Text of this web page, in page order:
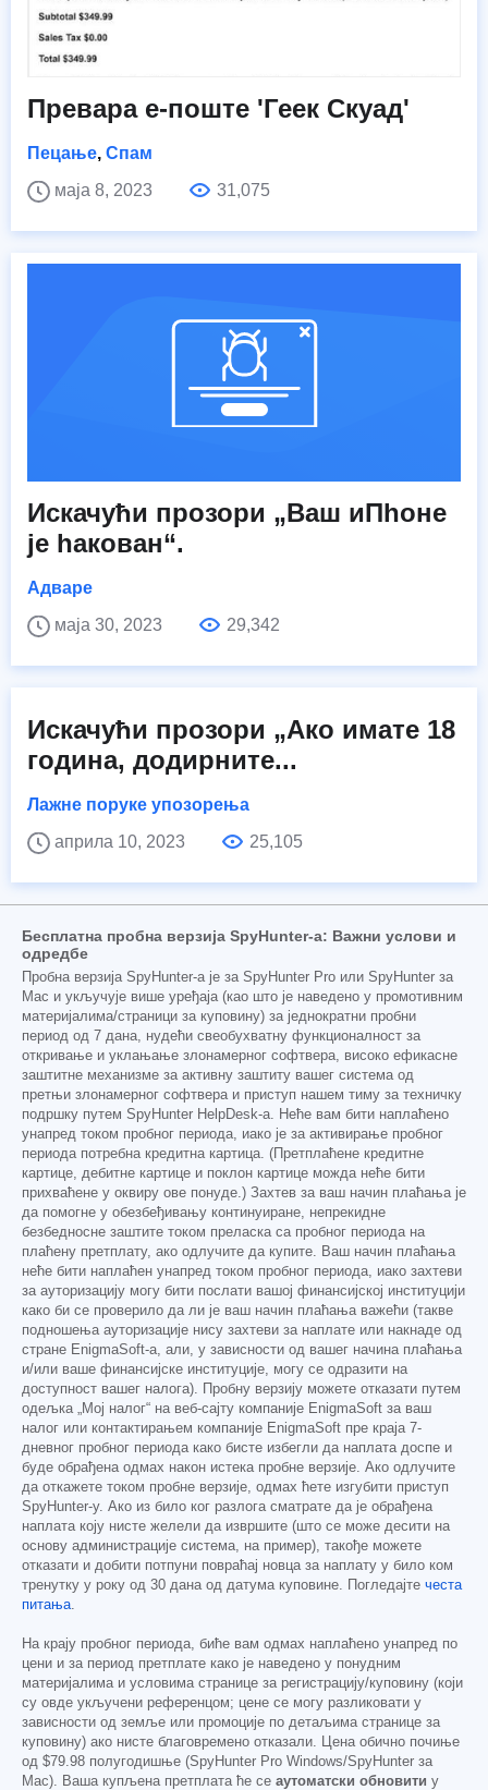
Превара е-поште 'Геек Скуад'
Пецање, Спам
маја 8, 2023
31,075
Искачући прозори „Ваш иПһоне
је һакован“.
Адваре
маја 30, 2023
29,342
Искачући прозори „Ако имате 18
година, додирните...
Лажне поруке упозорења
априла 10, 2023
25,105
Бесплатна пробна верзија SpyHunter-а: Важни услови и
одредбе
Пробна верзија SpyHunter-а је за SpyHunter Pro или SpyHunter за
Mac и укључује више уређаја (као што је наведено у промотивним
материјалима/страници за куповину) за једнократни пробни
период од 7 дана, нудећи свеобухватну функционалност за
откривање и уклањање злонамерног софтвера, високо ефикасне
заштитне механизме за активну заштиту вашег система од
претњи злонамерног софтвера и приступ нашем тиму за техничку
подршку путем SpyHunter HelpDesk-а. Неће вам бити наплаћено
унапред током пробног периода, иако је за активирање пробног
периода потребна кредитна картица. (Претплаћене кредитне
картице, дебитне картице и поклон картице можда неће бити
прихваћене у оквиру ове понуде.) Захтев за ваш начин плаћања је
да помогне у обезбеђивању континуиране, непрекидне
безбедносне заштите током преласка са пробног периода на
плаћену претплату, ако одлучите да купите. Ваш начин плаћања
неће бити наплаћен унапред током пробног периода, иако захтеви
за ауторизацију могу бити послати вашој финансијској институцији
како би се проверило да ли је ваш начин плаћања важећи (такве
подношења ауторизације нису захтеви за наплате или накнаде од
стране EnigmaSoft-а, али, у зависности од вашег начина плаћања
и/или ваше финансијске институције, могу се одразити на
доступност вашег налога). Пробну верзију можете отказати путем
одељка „Мој налог“ на веб-сајту компаније EnigmaSoft за ваш
налог или контактирањем компаније EnigmaSoft пре краја 7-
дневног пробног периода како бисте избегли да наплата доспе и
буде обрађена одмах након истека пробне верзије. Ако одлучите
да откажете током пробне верзије, одмах ћете изгубити приступ
SpyHunter-у. Ако из било ког разлога сматрате да је обрађена
наплата коју нисте желели да извршите (што се може десити на
основу администрације система, на пример), такође можете
отказати и добити потпуни повраћај новца за наплату у било ком
тренутку у року од 30 дана од датума куповине. Погледајте честа
питања
На крају пробног периода, биће вам одмах наплаћено унапред по
цени и за период претплате како је наведено у понудним
материјалима и условима странице за регистрацију/куповину (који
су овде укључени референцом; цене се могу разликовати у
зависности од земље или промоције по детаљима странице за
куповину) ако нисте благовремено отказали. Цена обично почиње
од $79.98 полугодишње (SpyHunter Pro Windows/SpyHunter за
Mac). Ваша купљена претплата ће се аутоматски обновити у